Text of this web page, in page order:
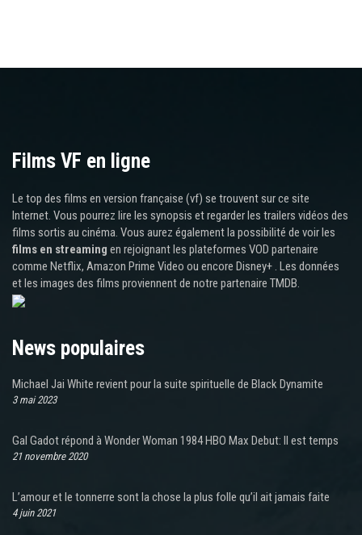
Films VF en ligne
Le top des films en version française (vf) se trouvent sur ce site
Internet. Vous pourrez lire les synopsis et regarder les trailers vidéos des
films sortis au cinéma. Vous aurez également la possibilité de voir les
films en streaming en rejoignant les plateformes VOD partenaire
comme Netflix, Amazon Prime Video ou encore Disney+ . Les données
et les images des films proviennent de notre partenaire TMDB.
News populaires
Michael Jai White revient pour la suite spirituelle de Black Dynamite
3 mai 2023
Gal Gadot répond à Wonder Woman 1984 HBO Max Debut: Il est temps
21 novembre 2020
L’amour et le tonnerre sont la chose la plus folle qu’il ait jamais faite
4 juin 2021